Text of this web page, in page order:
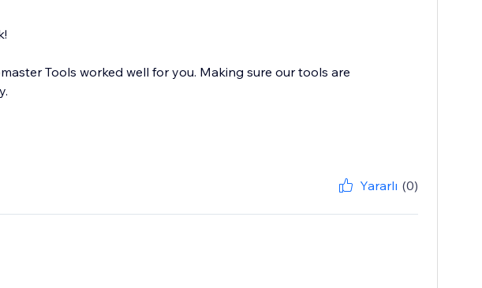
Tools worked well for you. Making sure our tools are
Yararlı (0)